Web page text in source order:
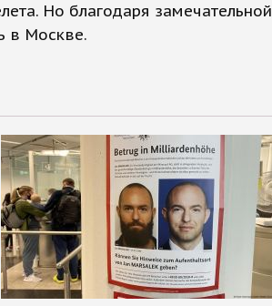
Но благодаря замечательной
в Москве.